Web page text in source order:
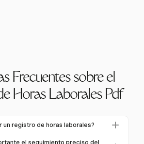
Frecuentes sobre el
Horas Laborales Pdf
un registro de horas laborales?
laborales debe incluir la fecha,
el seguimiento preciso del